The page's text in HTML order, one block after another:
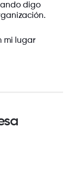
digo
mi lugar